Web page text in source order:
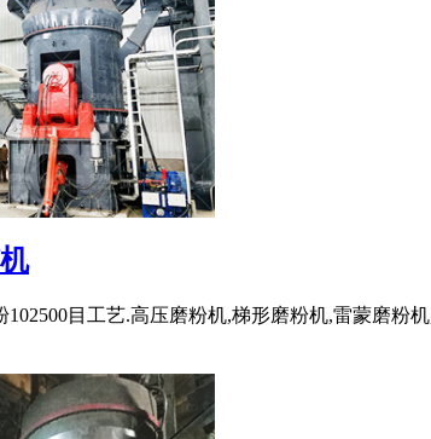
目工艺.高压磨粉机,梯形磨粉机,雷蒙磨粉